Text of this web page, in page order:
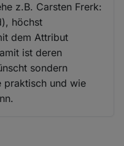
z.B. Carsten Frerk:
höchst
dem Attribut
ist deren
sondern
praktisch und wie